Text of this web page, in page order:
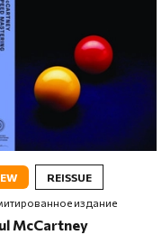
REISSUE
издание
McCartney